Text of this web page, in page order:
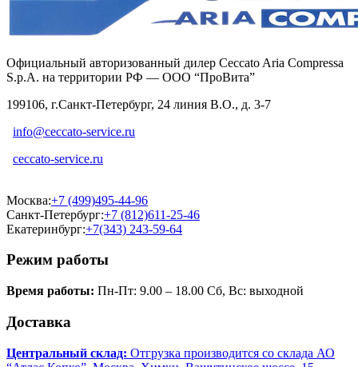
Официальный авторизованный дилер Ceccato Aria Compressa
S.p.A. на территории РФ — ООО “ПроВита”
199106, г.Санкт-Петербург, 24 линия В.О., д. 3-7
info@ceccato-service.ru
ceccato-service.ru
Москва:+7 (499)495-44-96
Санкт-Петербург:+7 (812)611-25-46
Екатеринбург:+7(343) 243-59-64
Режим работы
Время работы: Пн-Пт: 9.00 – 18.00 Сб, Вс: выходной
Доставка
Центральный склад: Отгрузка производится со склада АО